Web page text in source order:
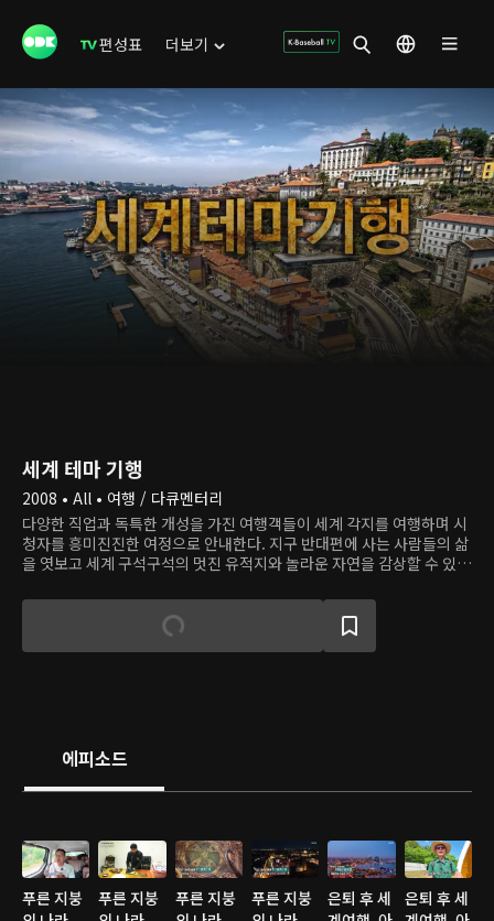
편성표 더보기
세계 테마 기행
2008 • All • 여행 / 다큐멘터리
다양한 직업과 독특한 개성을 가진 여행객들이 세계 각지를 여행하며 시
청자를 흥미진진한 여정으로 안내한다. 지구 반대편에 사는 사람들의 삶
을 엿보고 세계 구석구석의 멋진 유적지와 놀라운 자연을 감상할 수 있
에피소드
푸른 지붕
푸른 지붕
푸른 지붕
푸른 지붕
은퇴 후 세
은퇴 후 세